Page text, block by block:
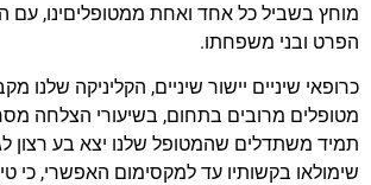
מוחץ בשביל כל אחד ואחת ממטופליםינו, עם
הפרט ובני משפחתו.
כרופאי שיניים יישור שיניים, הקליניקה שלנו
מטופלים מרובים בתחום, בשיעורי הצלחה
תמיד משתדלים שהמטופל שלנו יצא בע רצון
שימולאו בקשותיו עד למקסימום האפשרי, כי